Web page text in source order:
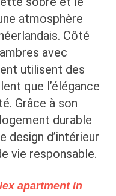
atmosphère
Côté
avec
utilisent des
que l’élégance
Grâce à son
durable
design d’intérieur
vie responsable.
apartment in